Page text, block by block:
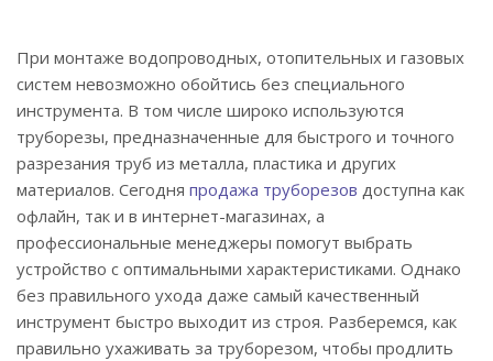
При монтаже водопроводных, отопительных и газовых
систем невозможно обойтись без специального
инструмента. В том числе широко используются
труборезы, предназначенные для быстрого и точного
разрезания труб из металла, пластика и других
материалов. Сегодня продажа труборезов доступна как
офлайн, так и в интернет-магазинах, а
профессиональные менеджеры помогут выбрать
устройство с оптимальными характеристиками. Однако
без правильного ухода даже самый качественный
инструмент быстро выходит из строя. Разберемся, как
правильно ухаживать за труборезом, чтобы продлить